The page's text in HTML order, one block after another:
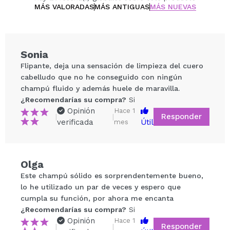
irritar el cuero cabelludo o debilitarlo.
MÁS VALORADASMÁS ANTIGUASMÁS NUEVAS
¿Recomendarías su compra? Si
5/5
Sonia
Flipante, deja una sensación de limpieza del cuero
cabelludo que no he conseguido con ningún
champú fluido y además huele de maravilla.
¿Recomendarías su compra? Si
|
Opinión
verificada
|
Hace 1
mes
Útil
Responder
Olga
Este champú sólido es sorprendentemente bueno,
lo he utilizado un par de veces y espero que
cumpla su función, por ahora me encanta
¿Recomendarías su compra? Si
|
Opinión
|
Hace 1
Responder